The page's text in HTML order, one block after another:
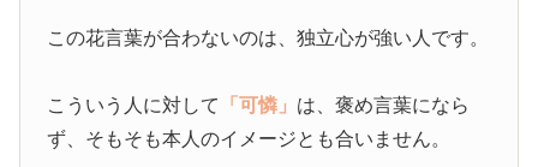
この花言葉が合わないのは、独立心が強い人です。
こういう人に対して 「可憐」 は、褒め言葉になら
ず、そもそも本人のイメージとも合いません。